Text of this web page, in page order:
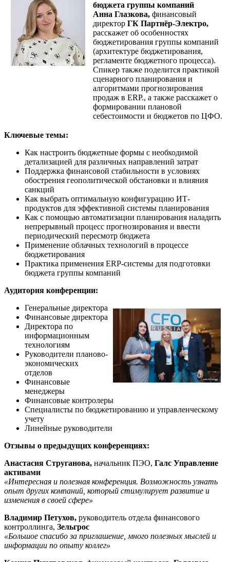
бюджета группы компаний
Анна Глазкова, финансовый
директор ГК Партнёр-Электро,
расскажет об особенностях
бюджетирования группы компаний
(архитектуре бюджетирования,
регламенте бюджетного процесса).
Спикер также поделится практикой
сценарного планирования и
алгоритмами прогнозирования
продаж в ERP., а также расскажет о
формировании плановой
себестоимости и бюджетов по ЦФО.
Ключевые темы:
Как настроить бюджетные формы с необходимой
детализацией для различных направлений затрат
Поддержка финансовой стабильности в условиях
обострения геополитической обстановки и влияния
санкций
Как выбрать оптимальную конфигурацию ИТ-
продуктов для эффективной системы планирования
Как с помощью автоматизации планирования наладить
непрерывный процесс прогнозирования и ввести
периодический пересмотр бюджета
Применение облачных технологий в процессе
бюджетирования
Практика применения ERP-системы для подготовки
бюджета группы компаний
Аудитория конференции:
Генеральные директора
Финансовые директора
Директора по
информационным
технологиям
Руководители планово-
экономических
отделов
Финансовые
менеджеры
Финансовые контролеры
Специалисты по бюджетированию и управленческому
учету
Линейные руководители
Отзывы о предыдущих конференциях:
Анастасия Струганова, начальник ПЭО, Галс Управление
активами
«Интересная и полезная конференция. Возможность узнать
опыт других компаний, который стимулирует развитие и
изменения в своей сфере»
Владимир Петухов, руководитель отдела финансового
контроллинга, Зельгрос
«Большое спасибо за приглашение, много полезных мыслей и
информации по опыту коллег»